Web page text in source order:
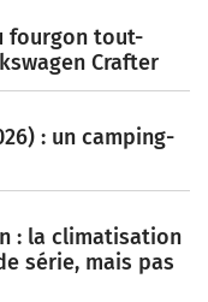
fourgon tout-
Crafter
: un camping-
: la climatisation
série, mais pas